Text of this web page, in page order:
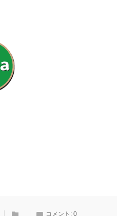
コメント: 0